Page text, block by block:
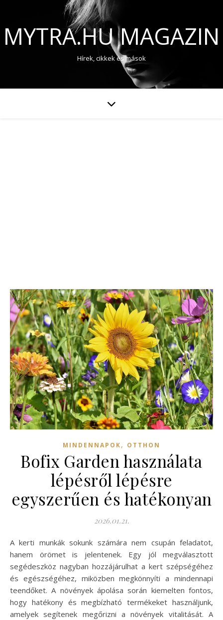
MYTRA.HU MAGAZIN
Hírek, cikkek és mások
MINDENNAPOK, OTTHON
Bofix Garden használata
lépésről lépésre
egyszerűen és hatékonyan
2026.01.21.
A kerti munkák sokunk számára nem csupán feladatot,
hanem örömet is jelentenek. Egy jól megválasztott
segédeszköz nagyban hozzájárulhat a kert szépségéhez
és egészségéhez, miközben megkönnyíti a mindennapi
teendőket. A növények ápolása során kiemelten fontos,
hogy hatékony és megbízható termékeket használjunk,
amelyek segítenek megőrizni a növények vitalitását. A